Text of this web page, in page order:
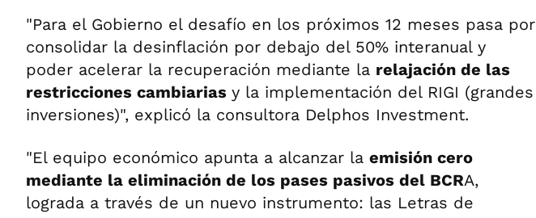
"Para el Gobierno el desafío en los próximos 12 meses pasa por
consolidar la desinflación por debajo del 50% interanual y
poder acelerar la recuperación mediante la relajación de las
restricciones cambiarias y la implementación del RIGI (grandes
inversiones)", explicó la consultora Delphos Investment.
"El equipo económico apunta a alcanzar la emisión cero
mediante la eliminación de los pases pasivos del BCRA,
lograda a través de un nuevo instrumento: las Letras de